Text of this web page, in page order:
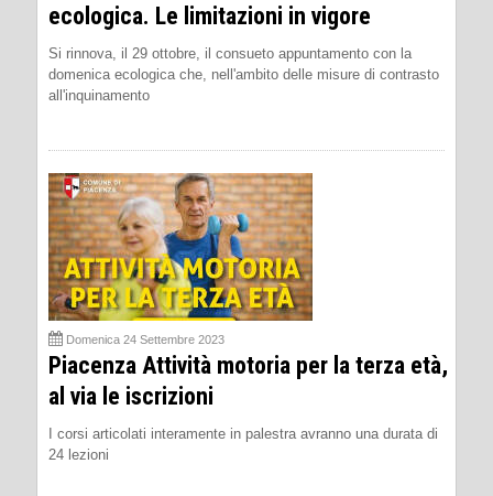
ecologica. Le limitazioni in vigore
Si rinnova, il 29 ottobre, il consueto appuntamento con la
domenica ecologica che, nell'ambito delle misure di contrasto
all'inquinamento
Domenica 24 Settembre 2023
Piacenza Attività motoria per la terza età,
al via le iscrizioni
I corsi articolati interamente in palestra avranno una durata di
24 lezioni